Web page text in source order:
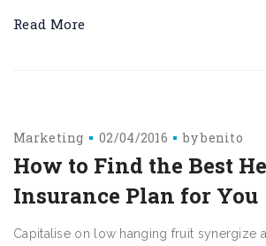
Read More
Marketing 02/04/2016 bybenito
How to Find the Best
Insurance Plan for You
Capitalise on low hanging fruit synergize